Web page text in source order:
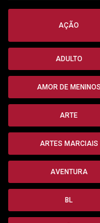
AÇÃO
ADULTO
AMOR DE MENINOS
ARTE
ARTES MARCIAIS
AVENTURA
BL